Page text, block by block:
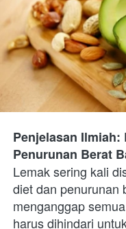
Penjelasan Ilmiah:
Penurunan Berat
Lemak sering kali
diet dan penurunan
menganggap
harus dihindari